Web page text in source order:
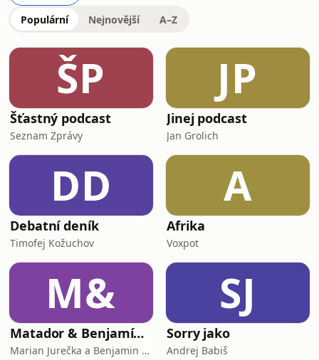
Populární Nejnovější A–Z
ŠP
Šťastný podcast
Seznam Zprávy
JP
Jinej podcast
Jan Grolich
DD
Debatní deník
Timofej Kožuchov
A
Afrika
Voxpot
M&
Matador & Benjamínek
Marian Jurečka a Benjamin Činčila
SJ
Sorry jako
Andrej Babiš